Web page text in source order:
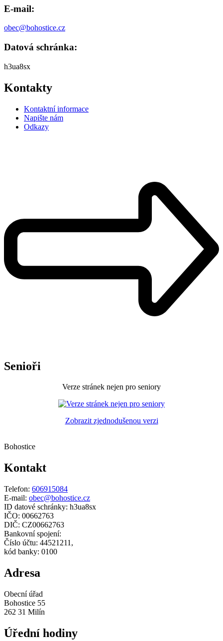
E-mail:
obec@bohostice.cz
Datová schránka:
h3ua8sx
Kontakty
Kontaktní informace
Napište nám
Odkazy
Senioři
Verze stránek nejen pro seniory
Zobrazit zjednodušenou verzi
Bohostice
Kontakt
Telefon: 606915084
E-mail: obec@bohostice.cz
ID datové schránky: h3ua8sx
IČO: 00662763
DIČ: CZ00662763
Bankovní spojení:
Číslo účtu: 44521211,
kód banky: 0100
Adresa
Obecní úřad
Bohostice 55
262 31 Milín
Úřední hodiny